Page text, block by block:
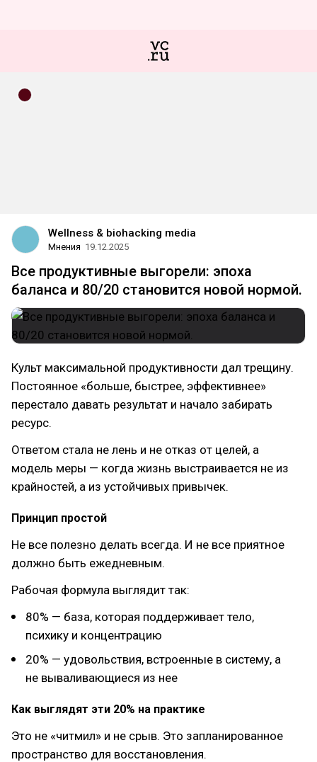
Wellness & biohacking media
Мнения 19.12.2025
Все продуктивные выгорели: эпоха
баланса и 80/20 становится новой нормой.
Культ максимальной продуктивности дал трещину.
Постоянное «больше, быстрее, эффективнее»
перестало давать результат и начало забирать
ресурс.
Ответом стала не лень и не отказ от целей, а
модель меры — когда жизнь выстраивается не из
крайностей, а из устойчивых привычек.
Принцип простой
Не все полезно делать всегда. И не все приятное
должно быть ежедневным.
Рабочая формула выглядит так:
80% — база, которая поддерживает тело,
психику и концентрацию
20% — удовольствия, встроенные в систему, а
не вываливающиеся из нее
Как выглядят эти 20% на практике
Это не «читмил» и не срыв. Это запланированное
пространство для восстановления.